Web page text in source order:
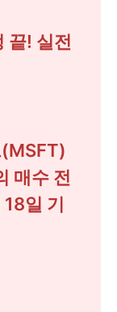
끝! 실전
매수 전
일 기